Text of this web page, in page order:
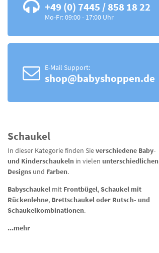
+49 (0) 7445 / 858 18 22
Mo-Fr: 09:00 - 17:00 Uhr
E-Mail Support:
shop@babyshoppen.de
Schaukel
In dieser Kategorie finden Sieverschiedene Baby-
und Kinderschaukeln in vielen unterschiedlichen
Designs und Farben.
Babyschaukel mit Frontbügel,Schaukel mit
Rückenlehne, Brettschaukel oder Rutsch- und
Schaukelkombinationen.
...mehr